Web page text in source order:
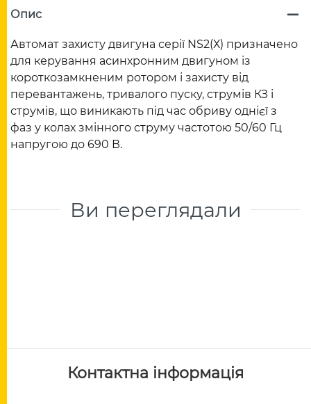
Опис
Автомат захисту двигуна серії NS2(Х) призначено
для керування асинхронним двигуном із
короткозамкненим ротором і захисту від
перевантажень, тривалого пуску, струмів КЗ і
струмів, що виникають під час обриву однієї з
фаз у колах змінного струму частотою 50/60 Гц
напругою до 690 В.
Ви переглядали
Контактна інформація